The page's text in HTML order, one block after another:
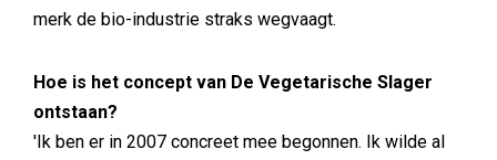
merk de bio-industrie straks wegvaagt.
Hoe is het concept van De Vegetarische Slager
ontstaan?
'Ik ben er in 2007 concreet mee begonnen. Ik wilde al